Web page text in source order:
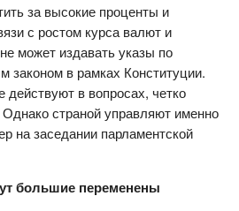
за высокие проценты и
с ростом курса валют и
может издавать указы по
законом в рамках Конституции.
действуют в вопросах, четко
страной управляют именно
на заседании парламентской
большие переменены